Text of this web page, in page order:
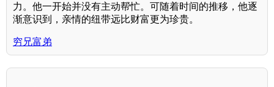
力。他一开始并没有主动帮忙。可随着时间的推移，他逐
渐意识到，亲情的纽带远比财富更为珍贵。
穷兄富弟